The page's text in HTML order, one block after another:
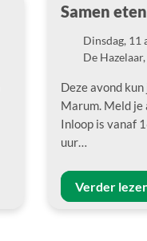
Samen
Datum
Dinsdag, 11
Locatie
De
Deze avond
Marum. Meld je
Inloop is vanaf
uur…
Verder